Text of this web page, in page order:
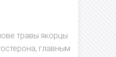
травы якорцы
главным